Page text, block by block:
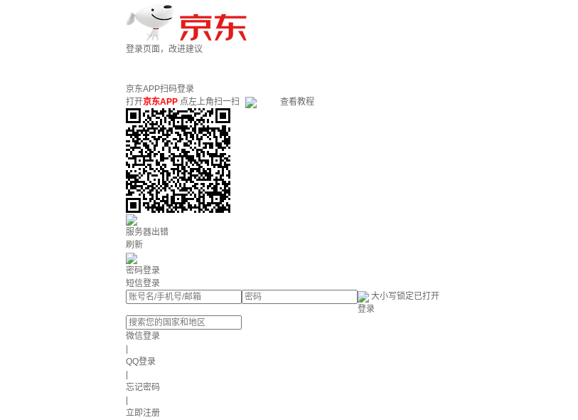
登录页面，改进建议
京东APP扫码登录
打开京东APP 点左上角扫一扫 查看教程
服务器出错
刷新
密码登录
短信登录
大小写锁定已打开
登录
微信登录
QQ登录
忘记密码
立即注册